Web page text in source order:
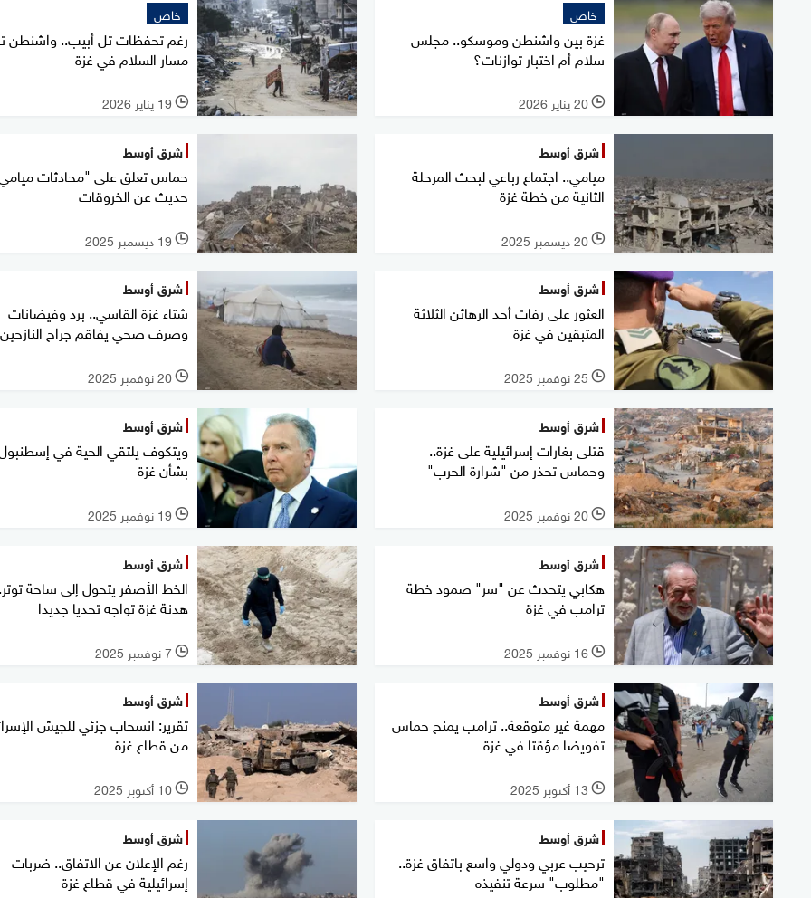
خاص
غزة بين واشنطن وموسكو.. مجلس
سلام أم اختبار توازنات؟
l 20 يناير 2026
خاص
رغم تحفظات تل أبيب.. واشنطن
مسار السلام في غزة
l 19 يناير 2026
شرق أوسط
ميامي.. اجتماع رباعي لبحث المرحلة
الثانية من خطة غزة
l 20 ديسمبر 2025
شرق أوسط
حماس تعلق على "محادثات
حديث عن الخروقات
l 19 ديسمبر 2025
شرق أوسط
العثور على رفات أحد الرهائن الثلاثة
المتبقين في غزة
l 25 نوفمبر 2025
شرق أوسط
شتاء غزة القاسي.. برد وفيضانات
وصرف صحي يفاقم جراح النازحين
l 20 نوفمبر 2025
شرق أوسط
قتلى بغارات إسرائيلية على غزة..
وحماس تحذر من "شرارة الحرب"
l 20 نوفمبر 2025
شرق أوسط
ويتكوف يلتقي الحية في
بشأن غزة
l 19 نوفمبر 2025
شرق أوسط
هكابي يتحدث عن "سر" صمود خطة
ترامب في غزة
l 16 نوفمبر 2025
شرق أوسط
الخط الأصفر يتحول إلى ساحة
هدنة غزة تواجه تحديا جديدا
l 7 نوفمبر 2025
شرق أوسط
مهمة غير متوقعة.. ترامب يمنح حماس
تفويضا مؤقتا في غزة
l 13 أكتوبر 2025
شرق أوسط
تقرير: انسحاب جزئي للجيش
من قطاع غزة
l 10 أكتوبر 2025
شرق أوسط
ترحيب عربي ودولي واسع باتفاق غزة..
"مطلوب" سرعة تنفيذه
شرق أوسط
رغم الإعلان عن الاتفاق.. ضربات
إسرائيلية في قطاع غزة